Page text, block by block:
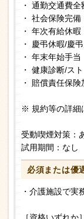
・ 通勤交通費全
・ 社会保険完備
・ 年次有給休暇
・ 慶弔休暇/慶
・ 年末年始手当
・ 健康診断/ス
・ 賠償責任保険
※ 規約等の詳細
受動喫煙対策：
試用期間：なし
必須または優
・介護施設で実